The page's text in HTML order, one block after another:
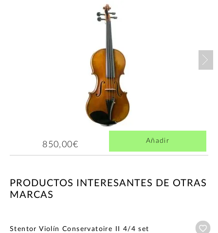
850,00€ Añadir
PRODUCTOS INTERESANTES DE OTRAS
MARCAS
Stentor Violín Conservatoire II 4/4 set